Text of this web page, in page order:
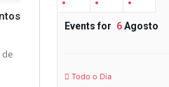
de
Events for 6Agosto
Todo o Dia